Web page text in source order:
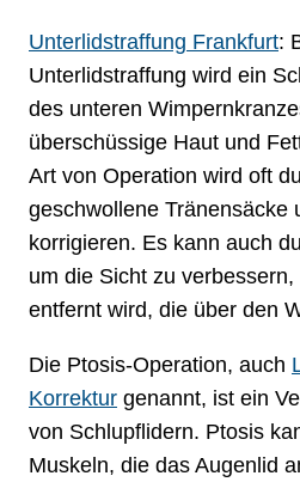
Unterlidstraffung Frankfurt:
Unterlidstraffung wird ein
des unteren
überschüssige Haut und
Art von Operation wird oft
geschwollene Tränensäcke
korrigieren. Es kann auch
um die Sicht zu
entfernt wird, die über den
Die Ptosis-Operation, auch
Korrektur genannt, ist ein
von Schlupflidern. Ptosis
Muskeln, die das Augenlid